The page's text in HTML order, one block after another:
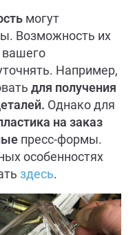
могут
Возможность их
вашего
Например,
для получения
Однако для
на заказ
пресс-формы.
особенностях
здесь.